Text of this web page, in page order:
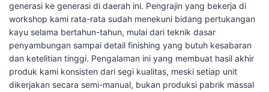
generasi ke generasi di daerah ini. Pengrajin yang bekerja di
workshop kami rata-rata sudah menekuni bidang pertukangan
kayu selama bertahun-tahun, mulai dari teknik dasar
penyambungan sampai detail finishing yang butuh kesabaran
dan ketelitian tinggi. Pengalaman ini yang membuat hasil akhir
produk kami konsisten dari segi kualitas, meski setiap unit
dikerjakan secara semi-manual, bukan produksi pabrik massal